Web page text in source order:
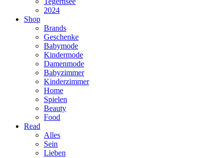
2024
Shop
Brands
Geschenke
Babymode
Kindermode
Damenmode
Babyzimmer
Kinderzimmer
Home
Spielen
Beauty
Food
Read
Alles
Sein
Lieben